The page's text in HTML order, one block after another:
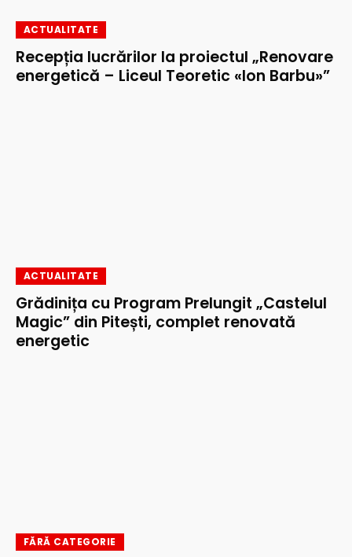
ACTUALITATE
Recepția lucrărilor la proiectul „Renovare
energetică – Liceul Teoretic «Ion Barbu»”
ACTUALITATE
Grădinița cu Program Prelungit „Castelul
Magic” din Pitești, complet renovată
energetic
FĂRĂ CATEGORIE